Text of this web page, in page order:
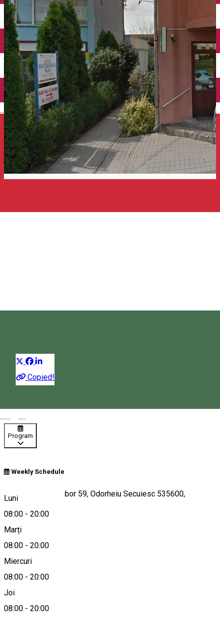
English
Închirieri auto
Închirieri de biciclete
Copied!
08:00 - 16:00
Program
Weekly Schedule
Luni
08:00 - 20:00
Marți
08:00 - 20:00
Miercuri
08:00 - 20:00
Joi
08:00 - 20:00
Strada Bethlen Gábor 59, Odorheiu Secuiesc 535600,
Romania
Hartă